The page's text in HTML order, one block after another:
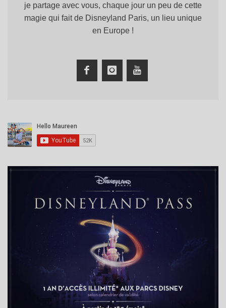
je partage avec vous, chaque jour un peu de cette
magie qui fait de Disneyland Paris, un lieu unique
en Europe !